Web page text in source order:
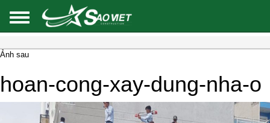
Ảnh sau
hoan-cong-xay-dung-nha-o